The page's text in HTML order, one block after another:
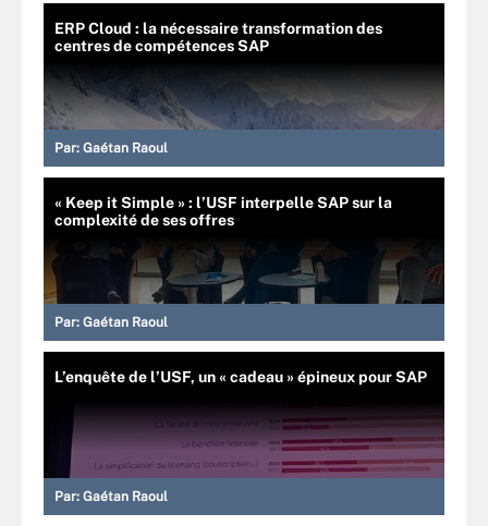
ERP Cloud : la nécessaire transformation des
centres de compétences SAP
Par: Gaétan Raoul
« Keep it Simple » : l’USF interpelle SAP sur la
complexité de ses offres
Par: Gaétan Raoul
L’enquête de l’USF, un « cadeau » épineux pour SAP
Par: Gaétan Raoul